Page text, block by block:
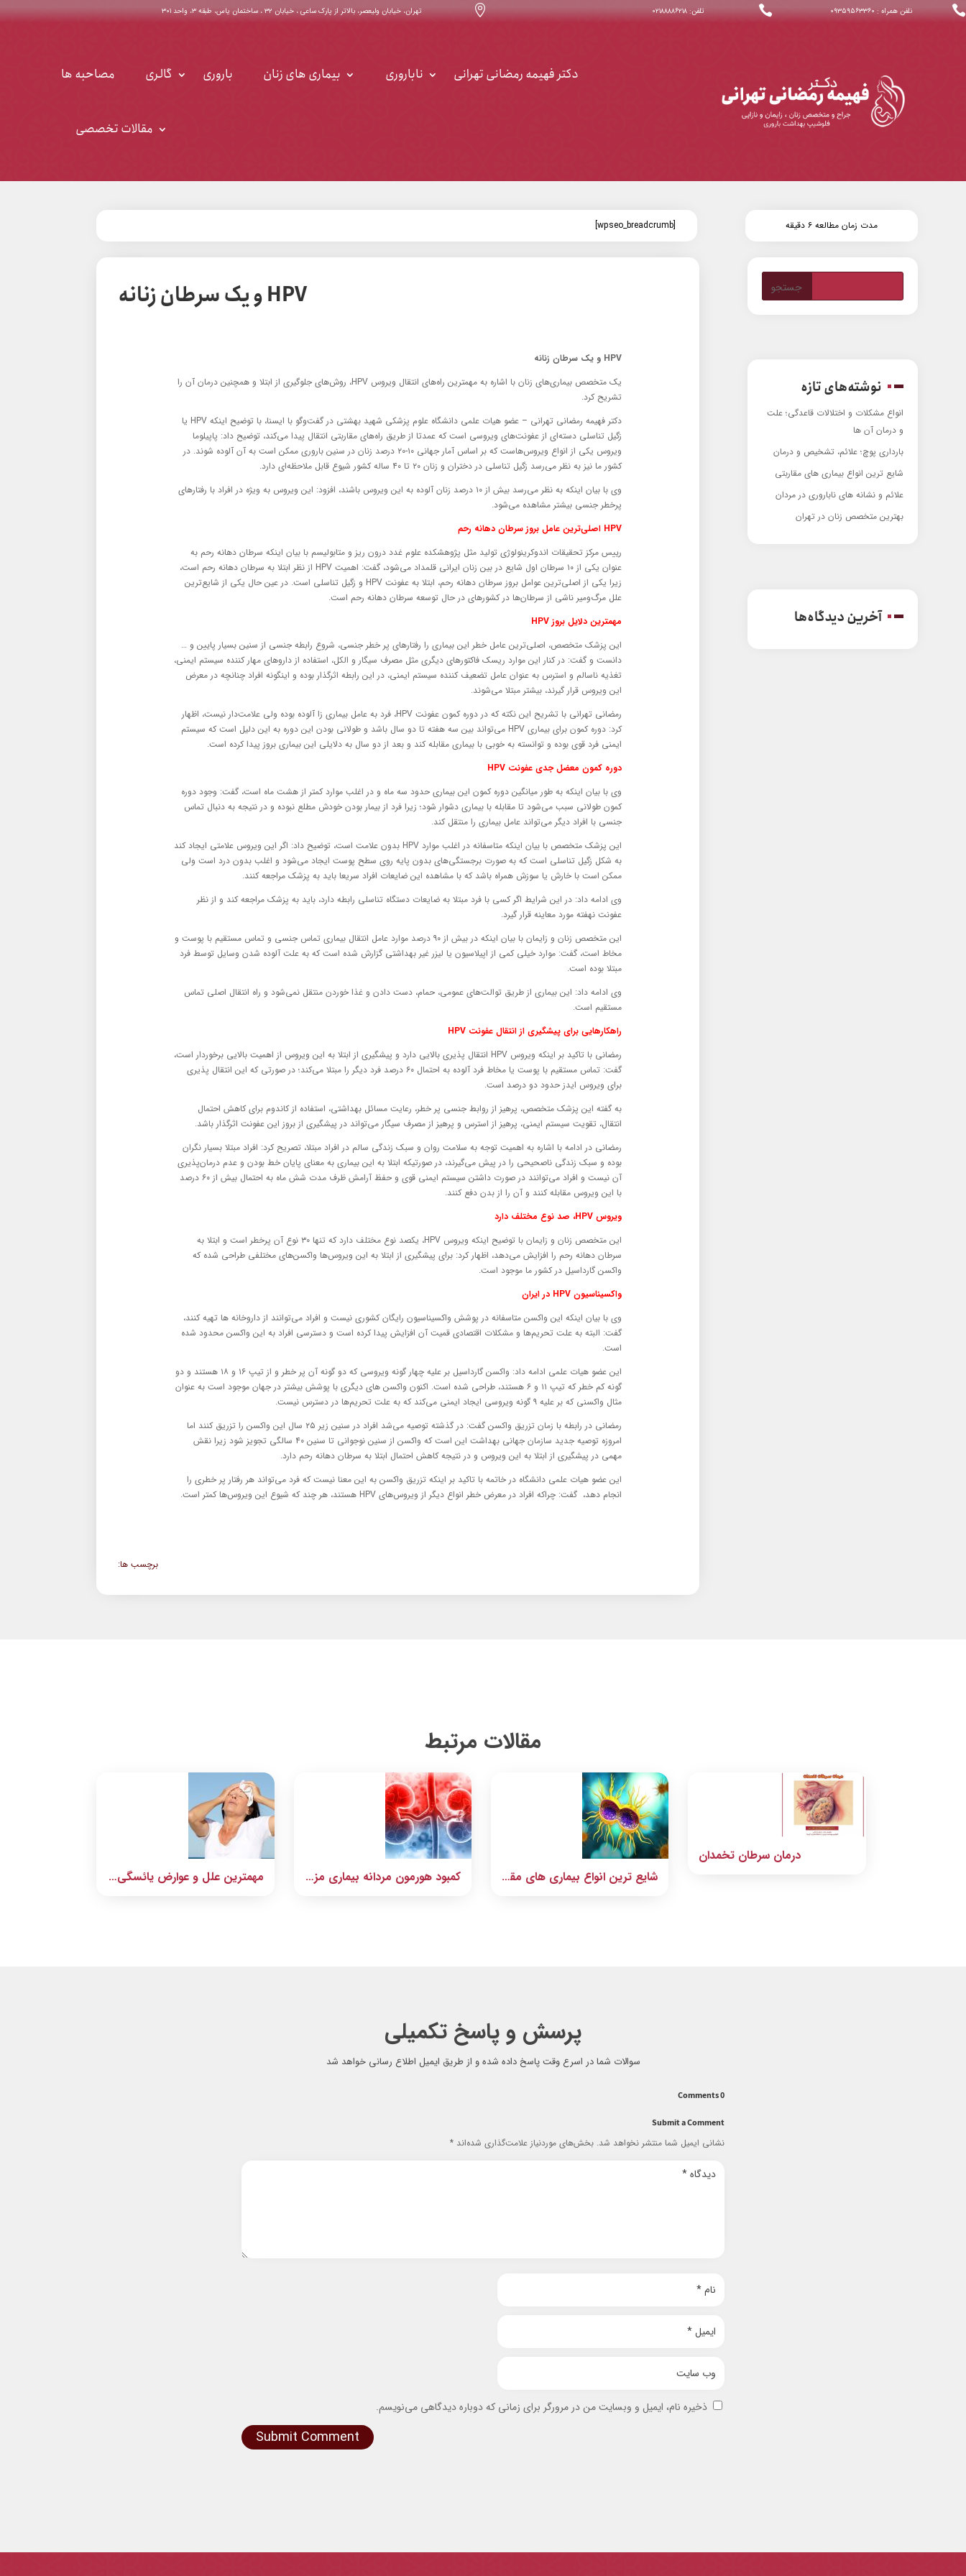
 تهران، خیابان ولیعصر، بالاتر از پارک ساعی ، خیابان ۳۲ ، ساختمان یاس، طبقه ۳، واحد ۳۰۱  تلفن: ۰۲۱۸۸۸۸۶۲۱۸  نلفن همراه : ۰۹۳۵۹۵۶۳۳۶۰
دکتر فهیمه رمضانی تهرانی ناباروری بیماری های زنان باروری گالری مصاحبه ها
مقالات تخصصی
[wpseo_breadcrumb] مدت زمان مطالعه ۶ دقیقه
HPV و یک سرطان زنانه
HPV و یک سرطان زنانه
یک متخصص بیماری‌های زنان با اشاره به مهمترین راه‌های انتقال ویروس HPV، روش‌های جلوگیری از ابتلا و همچنین درمان آن را
تشریح کرد.
دکتر فهیمه رمضانی تهرانی – عضو هیات علمی دانشگاه علوم پزشکی شهید بهشتی در گفت‌وگو با ایسنا، با توضیح اینکه HPV یا
زگیل تناسلی دسته‌ای از عفونت‌های ویروسی است که عمدتا از طریق راه‌های مقاربتی انتقال پیدا می‌کند، توضیح داد: پاپیلوما
ویروس یکی از انواع ویروس‌هاست که بر اساس آمار جهانی ۱۰-۲۰ درصد زنان در سنین باروری ممکن است به آن آلوده شوند. در
کشور ما نیز به نظر می‌رسد زگیل تناسلی در دختران و زنان ۲۰ تا ۴۰ ساله کشور شیوع قابل ملاحظه‌ای دارد.
وی با بیان اینکه به نظر می‌رسد بیش از ۱۰ درصد زنان آلوده به این ویروس باشند، افزود: این ویروس به ویژه در افراد با رفتارهای
پرخطر جنسی بیشتر مشاهده می‌شود.
HPV اصلی‌ترین عامل بروز سرطان دهانه رحم
رییس مرکز تحقیقات اندوکرینولوژی تولید مثل پژوهشکده علوم غدد درون ریز و متابولیسم با بیان اینکه سرطان دهانه رحم به
عنوان یکی از ۱۰ سرطان اول شایع در بین زنان ایرانی قلمداد می‌شود، گفت: اهمیت HPV از نظر ابتلا به سرطان دهانه رحم است،
زیرا یکی از اصلی‌ترین عوامل بروز سرطان دهانه رحم، ابتلا به عفونت HPV و زگیل تناسلی است. در عین حال یکی از شایع‌ترین
علل مرگ‌ومیر ناشی از سرطان‌ها در کشورهای در حال توسعه سرطان دهانه رحم است.
مهمترین دلایل بروز HPV
این پزشک متخصص، اصلی‌ترین عامل خطر این بیماری را رفتارهای پر خطر جنسی، شروع رابطه جنسی از سنین بسیار پایین و …
دانست و گفت: در کنار این موارد ریسک فاکتورهای دیگری مثل مصرف سیگار و الکل، استفاده از داروهای مهار کننده سیستم ایمنی،
تغذیه ناسالم و استرس به عنوان عامل تضعیف کننده سیستم ایمنی، در این رابطه اثرگذار بوده و اینگونه افراد چنانچه در معرض
این ویروس قرار گیرند، بیشتر مبتلا می‌شوند.
رمضانی تهرانی با تشریح این نکته که در دوره کمون عفونت HPV، فرد به عامل بیماری زا آلوده بوده ولی علامت‌دار نیست، اظهار
کرد: دوره کمون برای بیماری HPV می‌تواند بین سه هفته تا دو سال باشد و طولانی بودن این دوره به این دلیل است که سیستم
ایمنی فرد قوی بوده و توانسته به خوبی با بیماری مقابله کند و بعد از دو سال به دلایلی این بیماری بروز پیدا کرده است.
دوره کمون معضل جدی عفونت HPV
وی با بیان اینکه به طور میانگین دوره کمون این بیماری حدود سه ماه و در اغلب موارد کمتر از هشت ماه است، گفت: وجود دوره
کمون طولانی سبب می‌شود تا مقابله با بیماری دشوار شود؛ زیرا فرد از بیمار بودن خودش مطلع نبوده و در نتیجه به دنبال تماس
جنسی با افراد دیگر می‌تواند عامل بیماری را منتقل کند.
این پزشک متخصص با بیان اینکه متاسفانه در اغلب موارد HPV بدون علامت است، توضیح داد: اگر این ویروس علامتی ایجاد کند
به شکل زگیل تناسلی است که به صورت برجستگی‌های بدون پایه روی سطح پوست ایجاد می‌شود و اغلب بدون درد است ولی
ممکن است با خارش یا سوزش همراه باشد که با مشاهده این ضایعات افراد سریعا باید به پزشک مراجعه کنند.
وی ادامه داد: در این شرایط اگر کسی با فرد مبتلا به ضایعات دستگاه تناسلی رابطه دارد، باید به پزشک مراجعه کند و از نظر
عفونت نهفته مورد معاینه قرار گیرد.
این متخصص زنان و زایمان با بیان اینکه در بیش از ۹۰ درصد موارد عامل انتقال بیماری تماس جنسی و تماس مستقیم با پوست و
مخاط است، گفت: موارد خیلی کمی از اپیلاسیون یا لیزر غیر بهداشتی گزارش شده است که به علت آلوده شدن وسایل توسط فرد
مبتلا بوده است.
وی ادامه داد: این بیماری از طریق توالت‌های عمومی، حمام، دست دادن و غذا خوردن منتقل نمی‌شود و راه انتقال اصلی تماس
مستقیم است.
راهکارهایی برای پیشگیری از انتقال عفونت HPV
رمضانی با تاکید بر اینکه ویروس HPV انتقال پذیری بالایی دارد و پیشگیری از ابتلا به این ویروس از اهمیت بالایی برخوردار است،
گفت: تماس مستقیم با پوست یا مخاط فرد آلوده به احتمال ۶۰ درصد فرد دیگر را مبتلا می‌کند؛ در صورتی که این انتقال پذیری
برای ویروس ایدز حدود دو درصد است.
به گفته این پزشک متخصص، پرهیز از روابط جنسی پر خطر، رعایت مسائل بهداشتی، استفاده از کاندوم برای کاهش احتمال
انتقال، تقویت سیستم ایمنی، پرهیز از استرس و پرهیز از مصرف سیگار می‌تواند در پیشگیری از بروز این عفونت اثرگذار باشد.
رمضانی در ادامه با اشاره به اهمیت توجه به سلامت روان و سبک زندگی سالم در افراد مبتلا، تصریح کرد: افراد مبتلا بسیار نگران
بوده و سبک زندگی ناصحیحی را در پیش می‌گیرند، در صورتیکه ابتلا به این بیماری به معنای پایان خط بودن و عدم درمان‌پذیری
آن نیست و افراد می‌توانند در صورت داشتن سیستم ایمنی قوی و حفظ آرامش ظرف مدت شش ماه به احتمال بیش از ۶۰ درصد
با این ویروس مقابله کنند و آن را از بدن دفع کنند.
ویروس HPV، صد نوع مختلف دارد
این متخصص زنان و زایمان با توضیح اینکه ویروس HPV، یکصد نوع مختلف دارد که تنها ۳۰ نوع آن پرخطر است و ابتلا به
سرطان دهانه رحم را افزایش می‌دهد، اظهار کرد: برای پیشگیری از ابتلا به این ویروس‌ها واکسن‌های مختلفی طراحی شده که
واکسن گارداسیل در کشور ما موجود است.
واکسیناسیون HPV در ایران
وی با بیان اینکه این واکسن متاسفانه در پوشش واکسیناسیون رایگان کشوری نیست و افراد می‌توانند از داروخانه ها تهیه کنند،
گفت: البته به علت تحریم‌ها و مشکلات اقتصادی قمیت آن افزایش پیدا کرده است و دسترسی افراد به این واکسن محدود شده
است.
این عضو هیات علمی ادامه داد: واکسن گارداسیل بر علیه چهار گونه ویروسی که دو گونه آن پر خطر و از تیپ ۱۶ و ۱۸ هستند و دو
گونه کم خطر که تیپ ۱۱ و ۶ هستند، طراحی شده است. اکنون واکسن های دیگری با پوشش بیشتر در جهان موجود است به عنوان
مثال واکسنی که بر علیه ۹ گونه ویروسی ایجاد ایمنی می‌کند که به علت تحریم‌ها در دسترس نیست.
رمضانی در رابطه با زمان تزریق واکسن گفت: در گذشته توصیه می‌شد افراد در سنین زیر ۲۵ سال این واکسن را تزریق کنند اما
امروزه توصیه جدید سازمان جهانی بهداشت این است که واکسن از سنین نوجوانی تا سنین ۴۰ سالگی تجویز شود زیرا نقش
مهمی در پیشگیری از ابتلا به این ویروس و در نتیجه کاهش احتمال ابتلا به سرطان دهانه رحم دارد.
این عضو هیات علمی دانشگاه در خاتمه با تاکید بر اینکه تزریق واکسن به این معنا نیست که فرد می‌تواند هر رفتار پر خطری را
انجام دهد، ‌ گفت: چراکه افراد در معرض خطر انواع دیگر از ویروس‌های HPV هستند، هر چند که شیوع این ویروس‌ها کمتر است.
برچسب ها:
نوشته‌های تازه
انواع مشکلات و اختلالات قاعدگی؛ علت
و درمان آن ها
بارداری پوچ؛ علائم، تشخیص و درمان
شایع ترین انواع بیماری های مقاربتی
علائم و نشانه های ناباروری در مردان
بهترین متخصص زنان در تهران
آخرین دیدگاه‌ها
مقالات مرتبط
درمان سرطان تخمدان
شایع ترین انواع بیماری های مقاربتی
کمبود هورمون مردانه بیماری مزمن کلیه به همراه دارد مهمترین علل و عوارض یائسگی زودرس
پرسش و پاسخ تکمیلی
سوالات شما در اسرع وقت پاسخ داده شده و از طریق ایمیل اطلاع رسانی خواهد شد
0 Comments
Submit a Comment
نشانی ایمیل شما منتشر نخواهد شد. بخش‌های موردنیاز علامت‌گذاری شده‌اند *
ذخیره نام، ایمیل و وبسایت من در مرورگر برای زمانی که دوباره دیدگاهی می‌نویسم.
Submit Comment